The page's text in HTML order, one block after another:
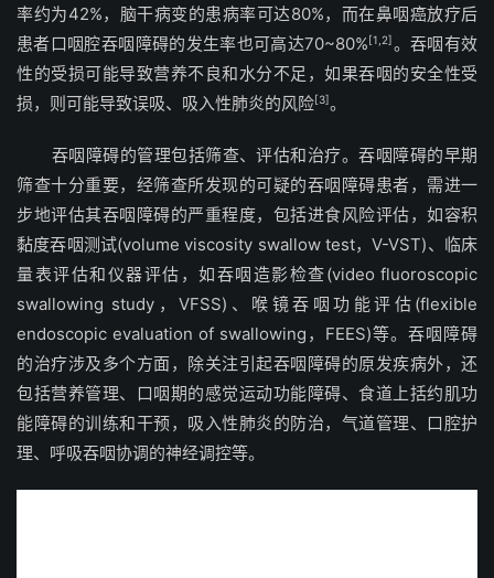
率约为42%，脑干病变的患病率可达80%，而在鼻咽癌放疗后
患者口咽腔吞咽障碍的发生率也可高达70~80%[1,2]。吞咽有效
性的受损可能导致营养不良和水分不足，如果吞咽的安全性受
损，则可能导致误吸、吸入性肺炎的风险[3]。
吞咽障碍的管理包括筛查、评估和治疗。吞咽障碍的早期
筛查十分重要，经筛查所发现的可疑的吞咽障碍患者，需进一
步地评估其吞咽障碍的严重程度，包括进食风险评估，如容积
黏度吞咽测试(volume viscosity swallow test，V-VST)、临床
量表评估和仪器评估，如吞咽造影检查(video fluoroscopic
swallowing study，VFSS)、喉镜吞咽功能评估(flexible
endoscopic evaluation of swallowing，FEES)等。吞咽障碍
的治疗涉及多个方面，除关注引起吞咽障碍的原发疾病外，还
包括营养管理、口咽期的感觉运动功能障碍、食道上括约肌功
能障碍的训练和干预，吸入性肺炎的防治，气道管理、口腔护
理、呼吸吞咽协调的神经调控等。